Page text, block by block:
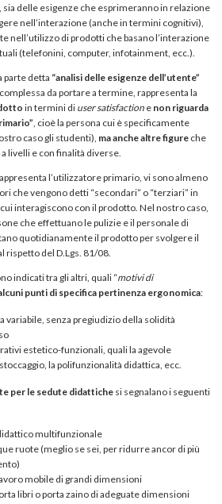
delle esigenze che esprimeranno in relazione
nell’interazione (anche in termini cognitivi),
nell’utilizzo di prodotti che basano l’interazione
(telefonini, computer, infotainment, ecc.).
parte detta “analisi delle esigenze dell’utente”
da portare a termine, rappresenta la
in termini di user satisfaction e non riguarda
, cioè la persona cui è specificamente
caso gli studenti), ma anche altre figure che
livelli e con finalità diverse.
l’utilizzatore primario, vi sono almeno
che vengono detti “secondari” o “terziari” in
interagiscono con il prodotto. Nel nostro caso,
che effettuano le pulizie e il personale di
quotidianamente il prodotto per svolgere il
rispetto del D.Lgs. 81/08.
indicati tra gli altri, quali “motivi di
punti di specifica pertinenza ergonomica:
variabile, senza pregiudizio della solidità
estetico-funzionali, quali la agevole
la polifunzionalità didattica, ecc.
per le sedute didattiche si segnalano i seguenti
multifunzionale
ruote (meglio se sei, per ridurre ancor di più
mobile di grandi dimensioni
libri o porta zaino di adeguate dimensioni